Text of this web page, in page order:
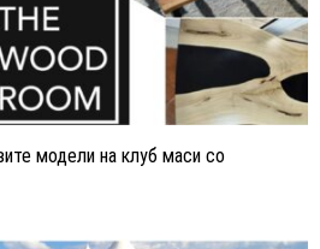
модели на клуб маси со